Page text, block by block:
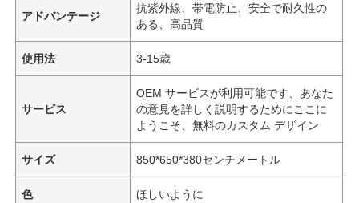
アドバンテージ
抗紫外線、帯電防止、安全で耐久性の
ある、高品質
使用法 3-15歳
サービス
OEM サービスが利用可能です、あなた
の意見を詳しく説明するためにここに
ようこそ、無料のカスタム デザイン
サイズ 850*650*380センチメートル
色 ほしいように